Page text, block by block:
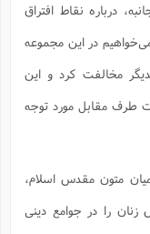
درباره نقاط افتراق
در این مجموعه
مخالفت کرد و این
طرف مقابل مورد توجه
متون مقدس اسلام،
را در جوامع دینی